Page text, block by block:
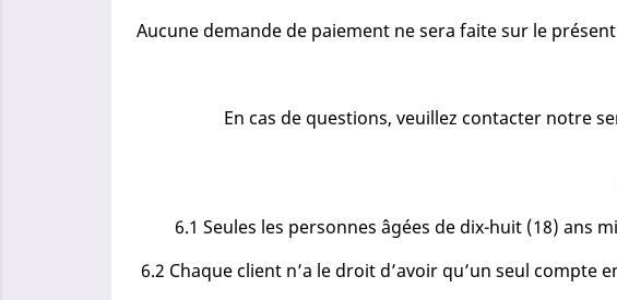
Aucune demande de paiement ne sera faite sur le
En cas de questions, veuillez contacter notre
6.1 Seules les personnes âgées de dix-huit (18)
6.2 Chaque client n’a le droit d’avoir qu’un seul